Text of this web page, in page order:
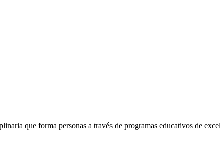
que forma personas a través de programas educativos de